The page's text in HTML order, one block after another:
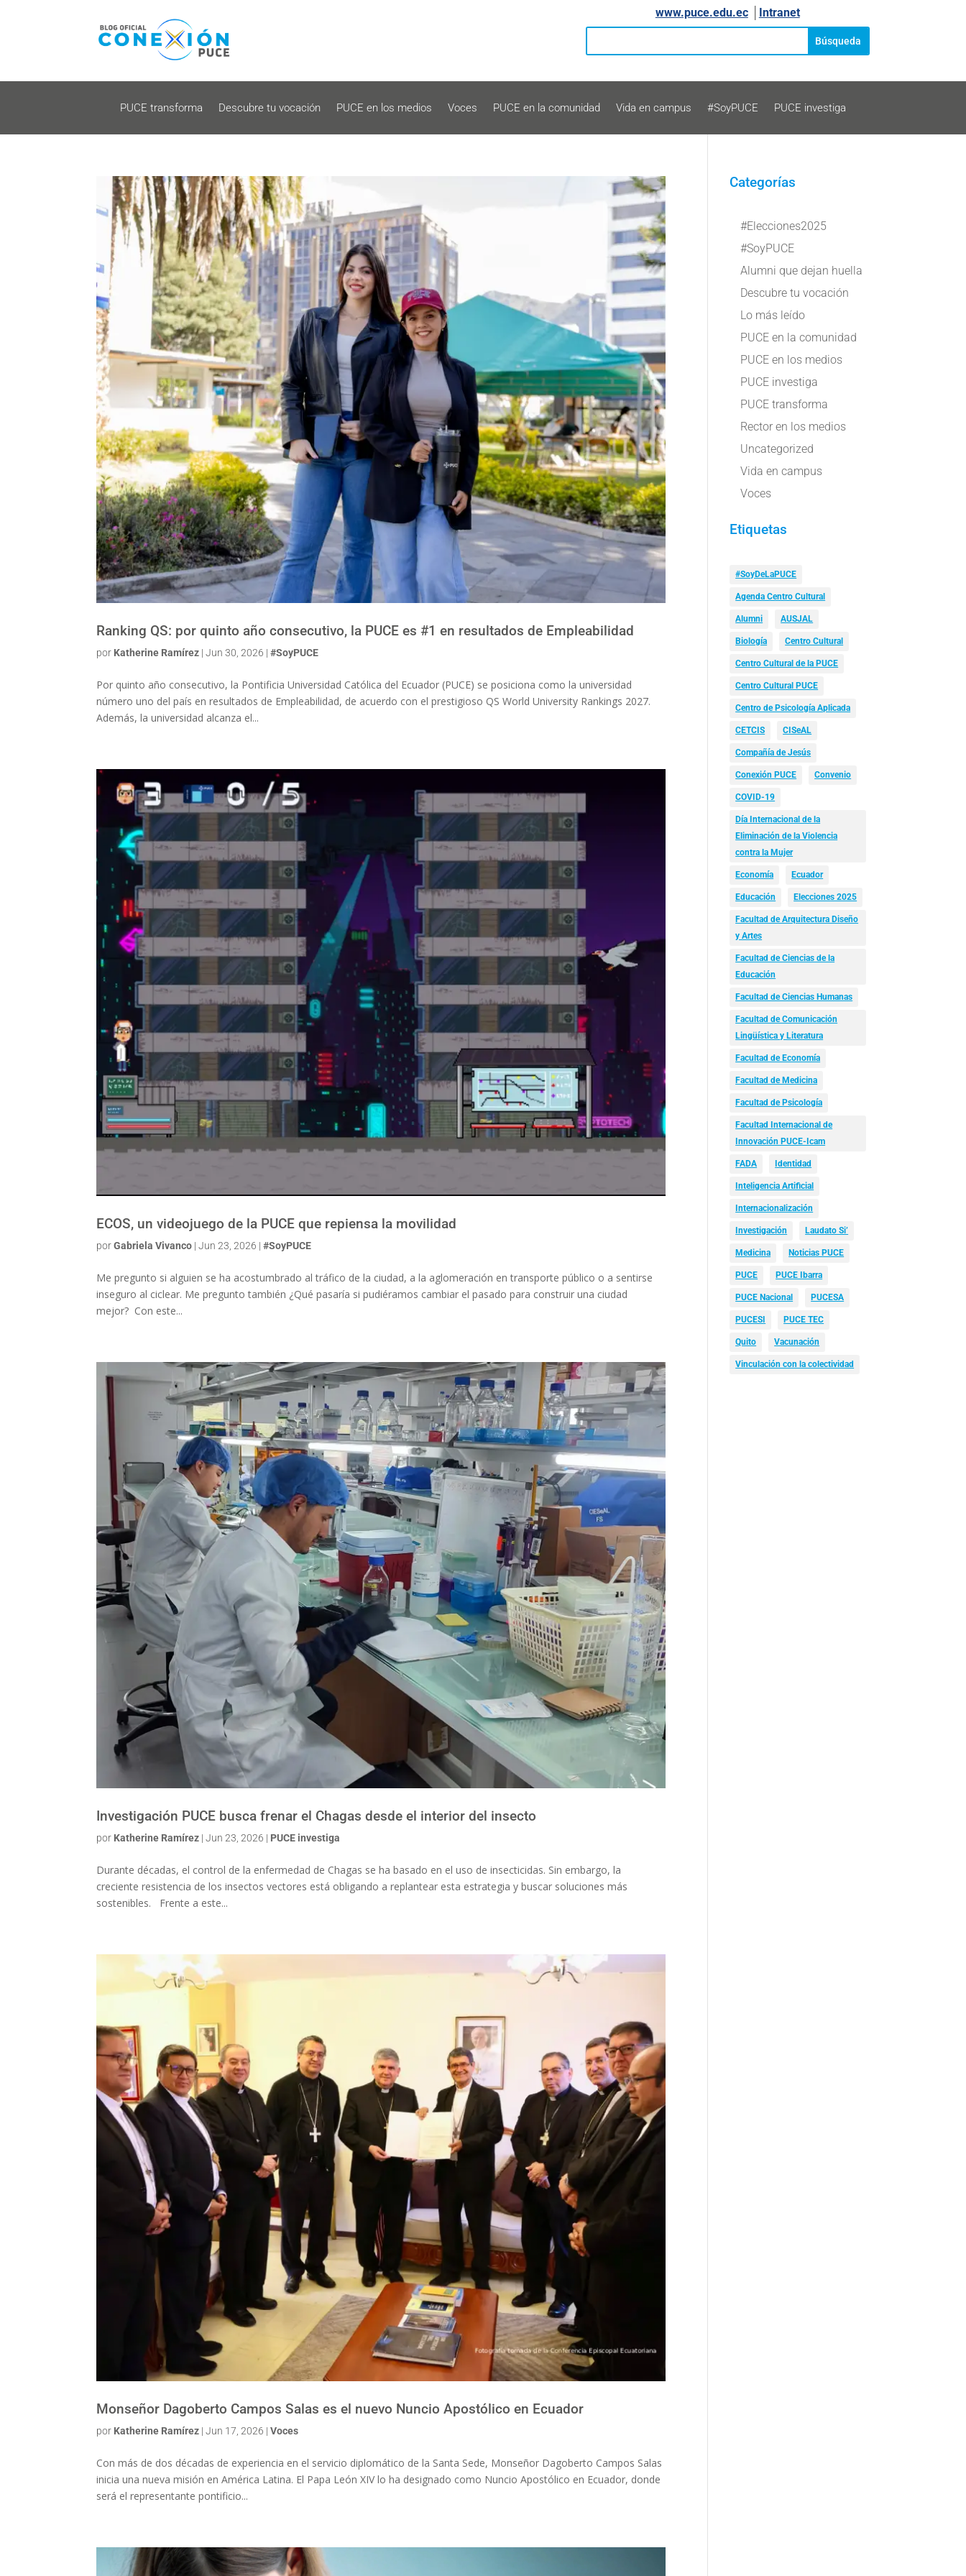
www.puce.edu.ec│ Intranet
PUCE transforma Descubre tu vocación PUCE en los medios Voces PUCE en la comunidad Vida en campus #SoyPUCE PUCE investiga
Ranking QS: por quinto año consecutivo, la PUCE es #1 en resultados de Empleabilidad
por Katherine Ramírez |Jun 30, 2026 |#SoyPUCE
Por quinto año consecutivo, la Pontificia Universidad Católica del Ecuador (PUCE) se posiciona como la universidad
número uno del país en resultados de Empleabilidad, de acuerdo con el prestigioso QS World University Rankings 2027.
Además, la universidad alcanza el...
ECOS, un videojuego de la PUCE que repiensa la movilidad
porGabriela Vivanco |Jun 23, 2026 |#SoyPUCE
Me pregunto si alguien se ha acostumbrado al tráfico de la ciudad, a la aglomeración en transporte público o a sentirse
inseguro al ciclear. Me pregunto también ¿Qué pasaría si pudiéramos cambiar el pasado para construir una ciudad
mejor? Con este...
Investigación PUCE busca frenar el Chagas desde el interior del insecto
por Katherine Ramírez |Jun 23, 2026 | PUCE investiga
Durante décadas, el control de la enfermedad de Chagas se ha basado en el uso de insecticidas. Sin embargo, la
creciente resistencia de los insectos vectores está obligando a replantear esta estrategia y buscar soluciones más
sostenibles. Frente a este...
Monseñor Dagoberto Campos Salas es el nuevo Nuncio Apostólico en Ecuador
por Katherine Ramírez |Jun 17, 2026 |Voces
Con más de dos décadas de experiencia en el servicio diplomático de la Santa Sede, Monseñor Dagoberto Campos Salas
inicia una nueva misión en América Latina. El Papa León XIV lo ha designado como Nuncio Apostólico en Ecuador, donde
será el representante pontificio...
Categorías
#Elecciones2025
#SoyPUCE
Alumni que dejan huella
Descubre tu vocación
Lo más leído
PUCE en la comunidad
PUCE en los medios
PUCE investiga
PUCE transforma
Rector en los medios
Uncategorized
Vida en campus
Voces
Etiquetas
#SoyDeLaPUCE
Agenda Centro Cultural
Alumni AUSJAL
Biología Centro Cultural
Centro Cultural de la PUCE
Centro Cultural PUCE
Centro de Psicología Aplicada
CETCIS CISeAL
Compañía de Jesús
Conexión PUCE Convenio
COVID-19
Día Internacional de la
Eliminación de la Violencia
contra la Mujer
Economía Ecuador
Educación Elecciones 2025
Facultad de Arquitectura Diseño
y Artes
Facultad de Ciencias de la
Educación
Facultad de Ciencias Humanas
Facultad de Comunicación
Lingüística y Literatura
Facultad de Economía
Facultad de Medicina
Facultad de Psicología
Facultad Internacional de
Innovación PUCE-Icam
FADA Identidad
Inteligencia Artificial
Internacionalización
Investigación Laudato Si’
Medicina Noticias PUCE
PUCE PUCE Ibarra
PUCE Nacional PUCESA
PUCESI PUCE TEC
Quito Vacunación
Vinculación con la colectividad